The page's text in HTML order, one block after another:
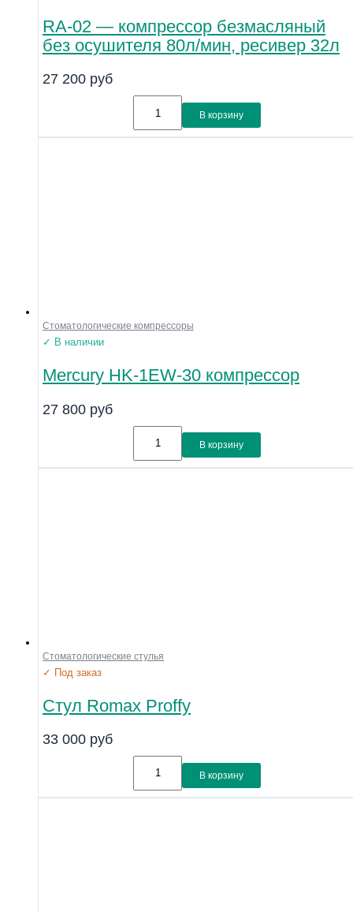
RA-02 — компрессор безмасляный
без осушителя 80л/мин, ресивер 32л
27 200 руб
В корзину
Стоматологические компрессоры
✓ В наличии
Mercury HK-1EW-30 компрессор
27 800 руб
В корзину
Стоматологические стулья
✓ Под заказ
Стул Romax Proffy
33 000 руб
В корзину